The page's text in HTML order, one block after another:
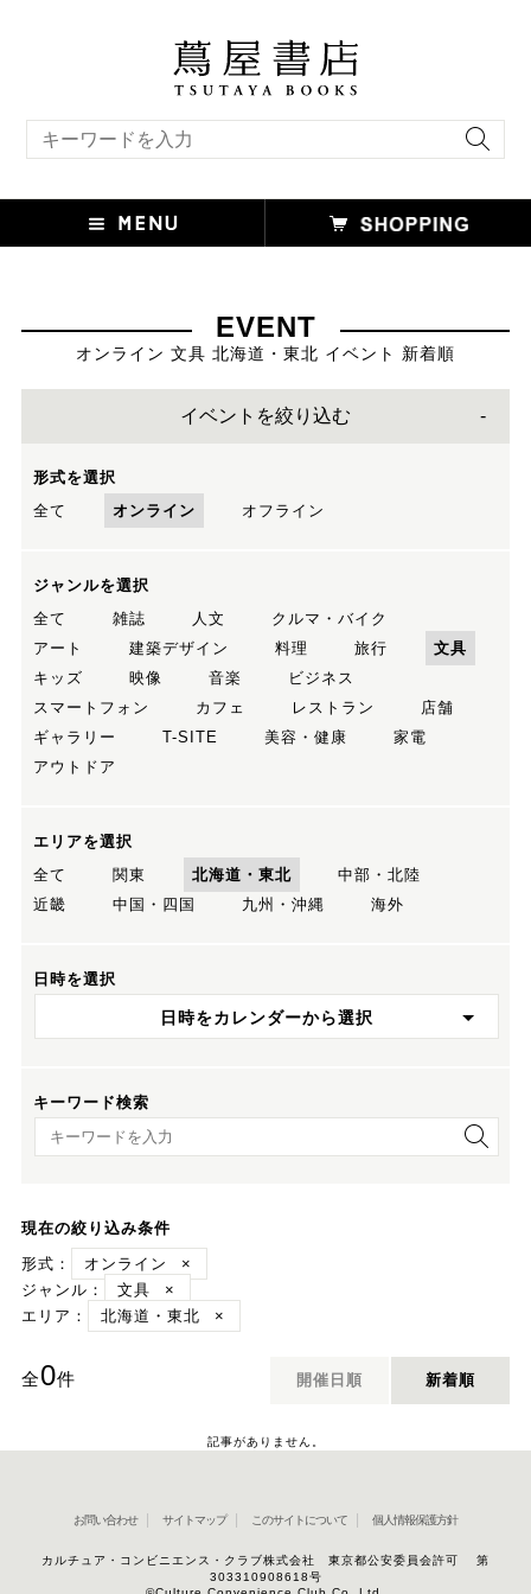
EVENT
オンライン 文具 北海道・東北 イベント 新着順
イベントを絞り込む
形式を選択
全て
オンライン オフライン
ジャンルを選択
全て
雑誌 人文
クルマ・バイク
アート
建築デザイン 料理 旅行
文具
キッズ
映像 音楽
ビジネス
スマートフォン
カフェ レストラン
店舗
ギャラリー
T-SITE 美容・健康
家電
アウトドア
エリアを選択
全て
関東 北海道・東北
中部・北陸
近畿
中国・四国 九州・沖縄 海外
日時を選択
日時をカレンダーから選択
キーワード検索
キーワード検索
現在の絞り込み条件
形式：
オンライン
×
ジャンル：
文具
×
エリア：
北海道・東北 ×
全0件 開催日順 新着順
記事がありません。
お問い合わせ サイトマップ このサイトについて 個人情報保護方針
カルチュア・コンビニエンス・クラブ株式会社 東京都公安委員会許可 第
303310908618号